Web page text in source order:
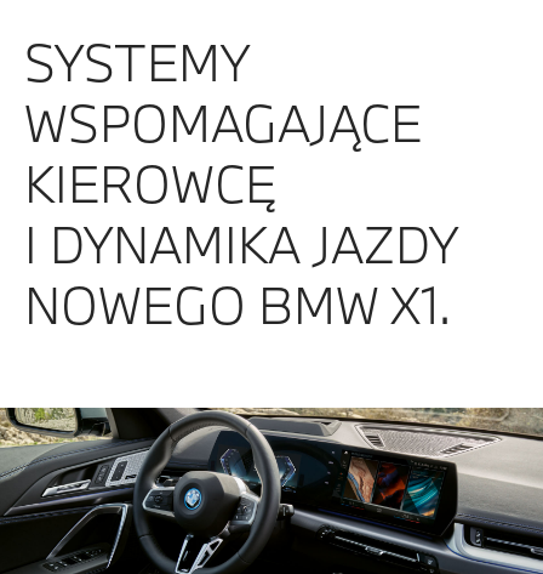
SYSTEMY
WSPOMAGAJĄCE
KIEROWCĘ
I DYNAMIKA JAZDY
NOWEGO BMW X1.